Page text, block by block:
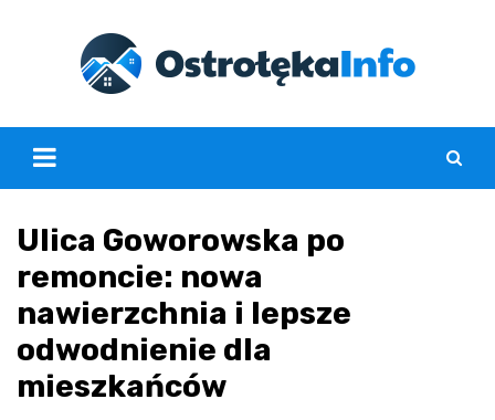
Ulica Goworowska po
remoncie: nowa
nawierzchnia i lepsze
odwodnienie dla
mieszkańców